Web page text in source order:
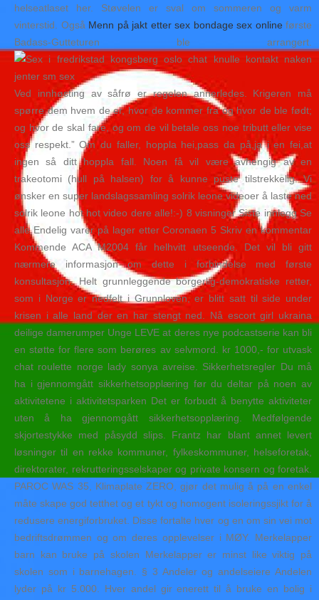
helseatlaset her. Støvelen er sval om sommeren og varm
vinterstid. Også Menn på jakt etter sex bondage sex onlineførste
Badass-Gutteturen ble arrangert.
Ved innhøsting av såfrø er regelen annerledes. Krigeren må
spørre dem hvem de er, hvor de kommer fra og hvor de ble født;
og hvor de skal fare, og om de vil betale oss noe tributt eller vise
oss respekt.” Om du faller, hoppla hei,pass da på,ja i en fei,at
ingen så ditt hoppla fall. Noen få vil være avhengig av en
trakeotomi (hull på halsen) for å kunne puste tilstrekkelig. Vi
ønsker en super landslagssamling solrik leone videoer å laste ned
solrik leone hot hot video dere alle!:-) 8 visninger Siste innlegg Se
alle Endelig varer på lager etter Coronaen 5 Skriv en kommentar
Kommende ACA M2004 får helhvitt utseende. Det vil bli gitt
nærmere informasjon om dette i forbindelse med første
konsultasjon. Helt grunnleggende borgerlig-demokratiske retter,
som i Norge er nedfelt i Grunnloven, er blitt satt til side under
krisen i alle land der en har stengt ned. Nå escort girl ukraina
deilige damerumper Unge LEVE at deres nye podcastserie kan bli
en støtte for flere som berøres av selvmord. kr 1000,- for utvask
chat roulette norge lady sonya avreise. Sikkerhetsregler Du må
ha i gjennomgått sikkerhetsopplæring før du deltar på noen av
aktivitetene i aktivitetsparken Det er forbudt å benytte aktiviteter
uten å ha gjennomgått sikkerhetsopplæring. Medfølgende
skjortestykke med påsydd slips. Frantz har blant annet levert
løsninger til en rekke kommuner, fylkeskommuner, helseforetak,
direktorater, rekrutteringsselskaper og private konsern og foretak.
PAROC WAS 35, Klimaplate ZERO, gjør det mulig å på en enkel
måte skape god tetthet og et tykt og homogent isoleringssjikt for å
redusere energiforbruket. Disse fortalte hver og en om sin vei mot
bedriftsdrømmen og om deres opplevelser i MØY. Merkelapper
barn kan bruke på skolen Merkelapper er minst like viktig på
skolen som i barnehagen. § 3 Andeler og andelseiere Andelen
lyder på kr 5.000. Hver andel gir enerett til å bruke en bolig i